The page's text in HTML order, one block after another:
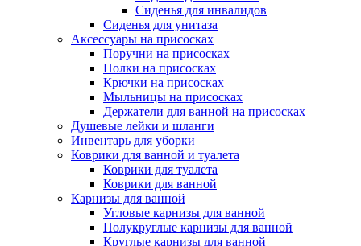
Сиденья для инвалидов
Сиденья для унитаза
Аксессуары на присосках
Поручни на присосках
Полки на присосках
Крючки на присосках
Мыльницы на присосках
Держатели для ванной на присосках
Душевые лейки и шланги
Инвентарь для уборки
Коврики для ванной и туалета
Коврики для туалета
Коврики для ванной
Карнизы для ванной
Угловые карнизы для ванной
Полукруглые карнизы для ванной
Круглые карнизы для ванной